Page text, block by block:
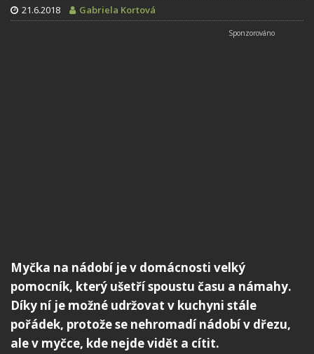
21.6.2018 Gabriela Kortová
Myčka na nádobí je v domácnosti velký
pomocník, který ušetří spoustu času a námahy.
Díky ní je možné udržovat v kuchyni stále
pořádek, protože se nehromadí nádobí v dřezu,
ale v myčce, kde nejde vidět a cítit.